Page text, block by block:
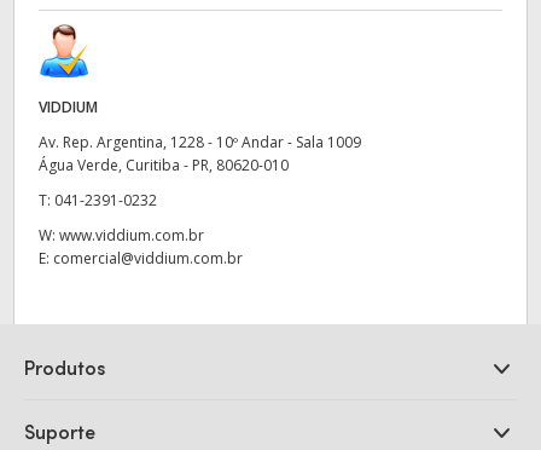
VIDDIUM
Av. Rep. Argentina, 1228 - 10º Andar - Sala 1009
Água Verde, Curitiba - PR, 80620-010
T: 041-2391-0232
W: www.viddium.com.br
E: comercial@viddium.com.br
Produtos
DaVinci Resolve e Fusion
Suporte